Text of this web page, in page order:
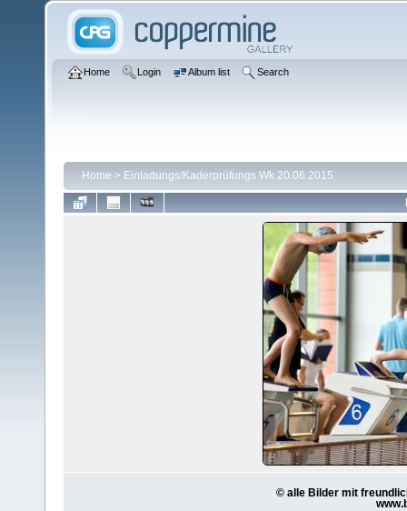
Home Login Album list Search
Home > Einladungs/Kaderprüfungs Wk 20.06.2015
© alle Bilder mit